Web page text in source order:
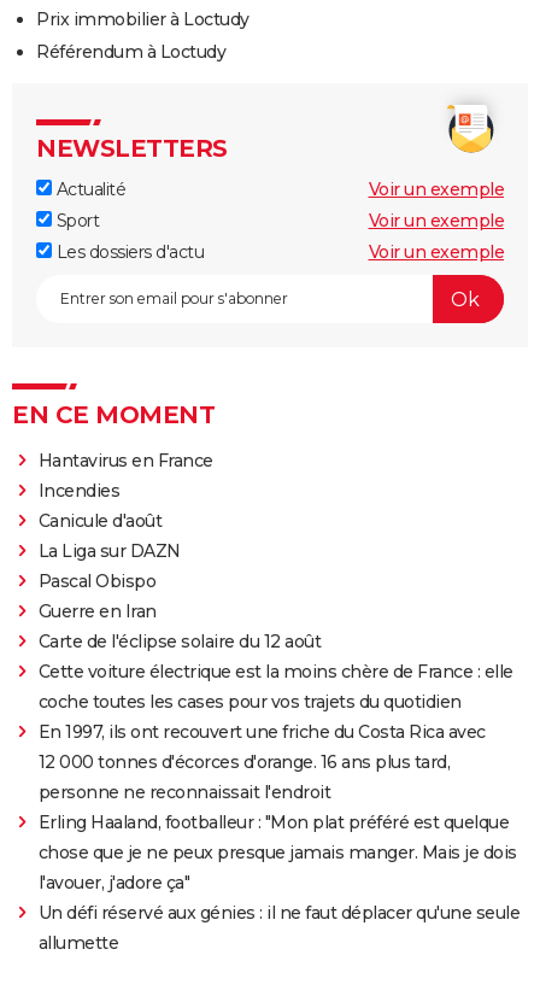
Prix immobilier à Loctudy
Référendum à Loctudy
NEWSLETTERS
Actualité
Voir un exemple
Sport
Voir un exemple
Les dossiers d'actu
Voir un exemple
EN CE MOMENT
Hantavirus en France
Incendies
Canicule d'août
La Liga sur DAZN
Pascal Obispo
Guerre en Iran
Carte de l'éclipse solaire du 12 août
Cette voiture électrique est la moins chère de France : elle
coche toutes les cases pour vos trajets du quotidien
En 1997, ils ont recouvert une friche du Costa Rica avec
12 000 tonnes d'écorces d'orange. 16 ans plus tard,
personne ne reconnaissait l'endroit
Erling Haaland, footballeur : "Mon plat préféré est quelque
chose que je ne peux presque jamais manger. Mais je dois
l'avouer, j'adore ça"
Un défi réservé aux génies : il ne faut déplacer qu'une seule
allumette